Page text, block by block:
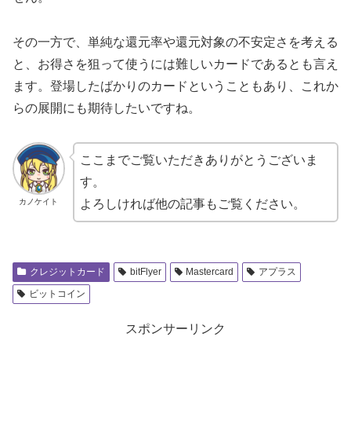
その一方で、単純な還元率や還元対象の不安定さを考える
と、お得さを狙って使うには難しいカードであるとも言え
ます。登場したばかりのカードということもあり、これか
らの展開にも期待したいですね。
カノケイト
ここまでご覧いただきありがとうございま
す。
よろしければ他の記事もご覧ください。
クレジットカード bitFlyer Mastercard
アプラス
ビットコイン
スポンサーリンク